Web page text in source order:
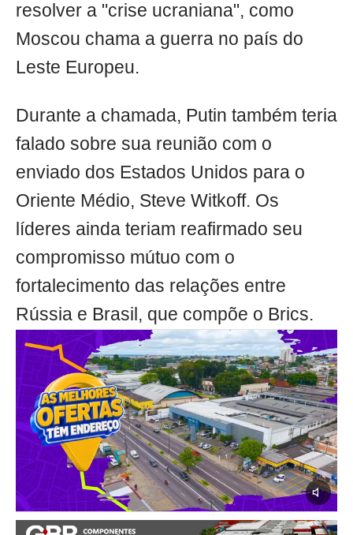
resolver a "crise ucraniana", como
Moscou chama a guerra no país do
Leste Europeu.
Durante a chamada, Putin também teria
falado sobre sua reunião com o
enviado dos Estados Unidos para o
Oriente Médio, Steve Witkoff. Os
líderes ainda teriam reafirmado seu
compromisso mútuo com o
fortalecimento das relações entre
Rússia e Brasil, que compõe o Brics.